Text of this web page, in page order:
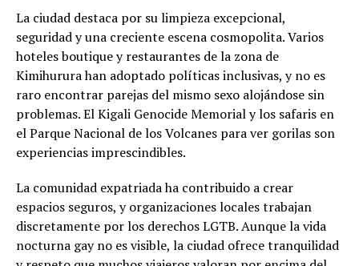
La ciudad destaca por su limpieza excepcional,
seguridad y una creciente escena cosmopolita. Varios
hoteles boutique y restaurantes de la zona de
Kimihurura han adoptado políticas inclusivas, y no es
raro encontrar parejas del mismo sexo alojándose sin
problemas. El Kigali Genocide Memorial y los safaris en
el Parque Nacional de los Volcanes para ver gorilas son
experiencias imprescindibles.
La comunidad expatriada ha contribuido a crear
espacios seguros, y organizaciones locales trabajan
discretamente por los derechos LGTB. Aunque la vida
nocturna gay no es visible, la ciudad ofrece tranquilidad